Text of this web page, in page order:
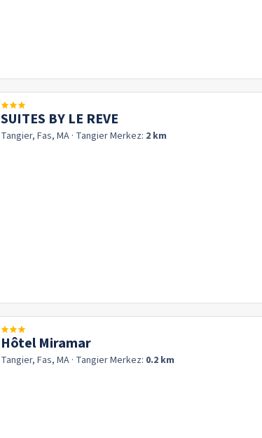
SUITES BY LE REVE
Tangier, Fas, MA · TangierMerkez: 2 km
Hôtel Miramar
Tangier, Fas, MA · TangierMerkez: 0.2 km